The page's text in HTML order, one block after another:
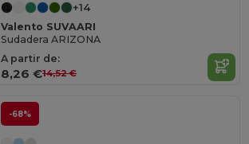
+14
Valento SUVAARI
Sudadera ARIZONA
A partir de:
8,26 €14,52 €
-68%